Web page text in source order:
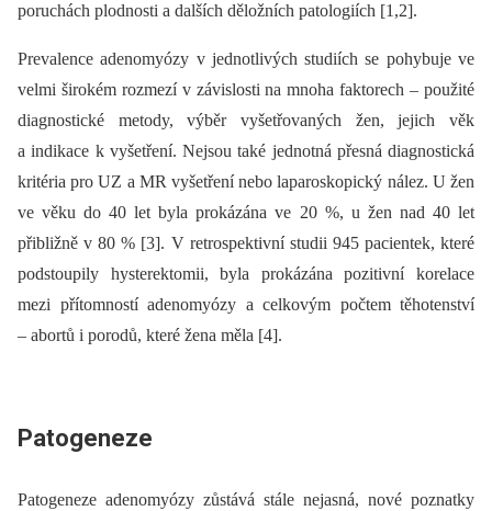
poruchách plodnosti a dalších děložních patologiích [1,2].
Prevalence adenomyózy v jednotlivých studiích se pohybuje ve
velmi širokém rozmezí v závislosti na mnoha faktorech –⁠ použité
dia­gnostické metody, výběr vyšetřovaných žen, jejich věk
a indikace k vyšetření. Nejsou také jednotná přesná dia­gnostická
kritéria pro UZ a MR vyšetření nebo laparoskopický nález. U žen
ve věku do 40 let byla prokázána ve 20 %, u žen nad 40 let
přibližně v 80 % [3]. V retrospektivní studii 945 pacientek, které
podstoupily hysterektomii, byla prokázána pozitivní korelace
mezi přítomností adenomyózy a celkovým počtem těhotenství
–⁠ abortů i porodů, které žena měla [4].
Patogeneze
Patogeneze adenomyózy zůstává stále nejasná, nové poznatky